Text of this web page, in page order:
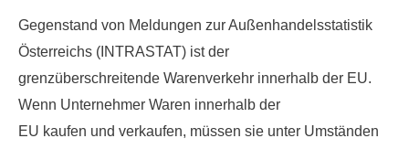
Gegenstand von Meldungen zur Außenhandelsstatistik
Österreichs (INTRASTAT) ist der
grenzüberschreitende Warenverkehr innerhalb der EU.
Wenn Unternehmer Waren innerhalb der
EU kaufen und verkaufen, müssen sie unter Umständen